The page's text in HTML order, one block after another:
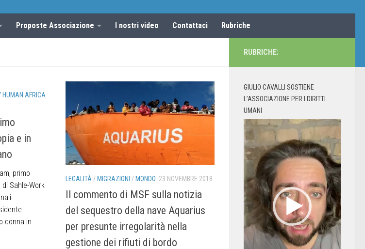
Proposte Associazione I nostri video Contattaci Rubriche
HUMAN AFRICA
e in
primo
Sahle-Work
donna in
LEGALITÀ / MIGRAZIONI / MONDO 23 NOVEMBRE 2018
Il commento di MSF sulla notizia
del sequestro della nave Aquarius
per presunte irregolarità nella
gestione dei rifiuti di bordo
RUBRICHE:
GIULIO CAVALLI SOSTIENE
L’ASSOCIAZIONE PER I DIRITTI
UMANI
Video
Player